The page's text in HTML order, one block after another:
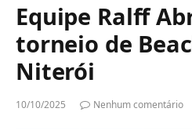
Equipe Ralff
torneio de
Niterói
10/10/2025 Nenhum comentário